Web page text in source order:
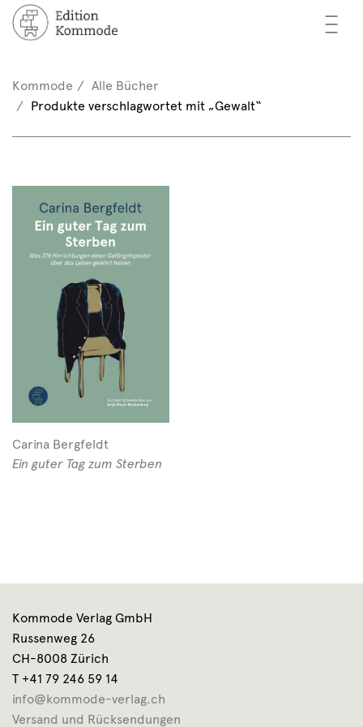
—
—
—
/ Registrieren
(0)
Kommode
Alle Bücher
Produkte verschlagwortet mit „Gewalt“
Carina Bergfeldt
Ein guter Tag zum Sterben
Kommode Verlag GmbH
Russenweg 26
CH-8008 Zürich
T +41 79 246 59 14
info@kommode-verlag.ch
Versand und Rücksendungen